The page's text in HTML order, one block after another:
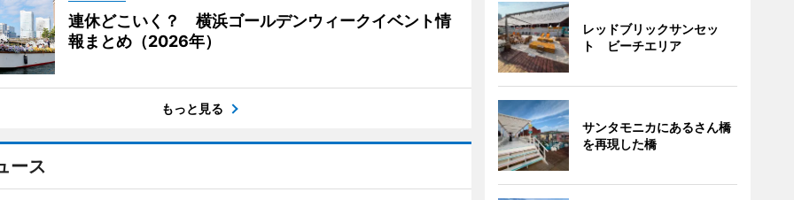
連休どこいく？ 横浜ゴールデンウィークイベント情
報まとめ（2026年）
もっと見る
ース
レッドブリックサンセッ
ト ビーチエリア
サンタモニカにあるさん橋
を再現した橋